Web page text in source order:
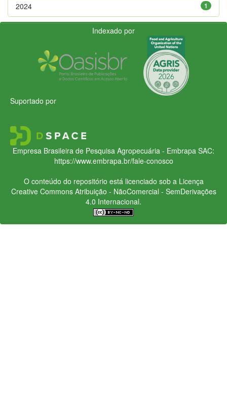
1
2024
Indexado por
Suportado por
Empresa Brasileira de Pesquisa Agropecuária - Embrapa SAC:
https://www.embrapa.br/fale-conosco
O conteúdo do repositório está licenciado sob a Licença
Creative CommonsAtribuição - NãoComercial - SemDerivações
4.0 Internacional.